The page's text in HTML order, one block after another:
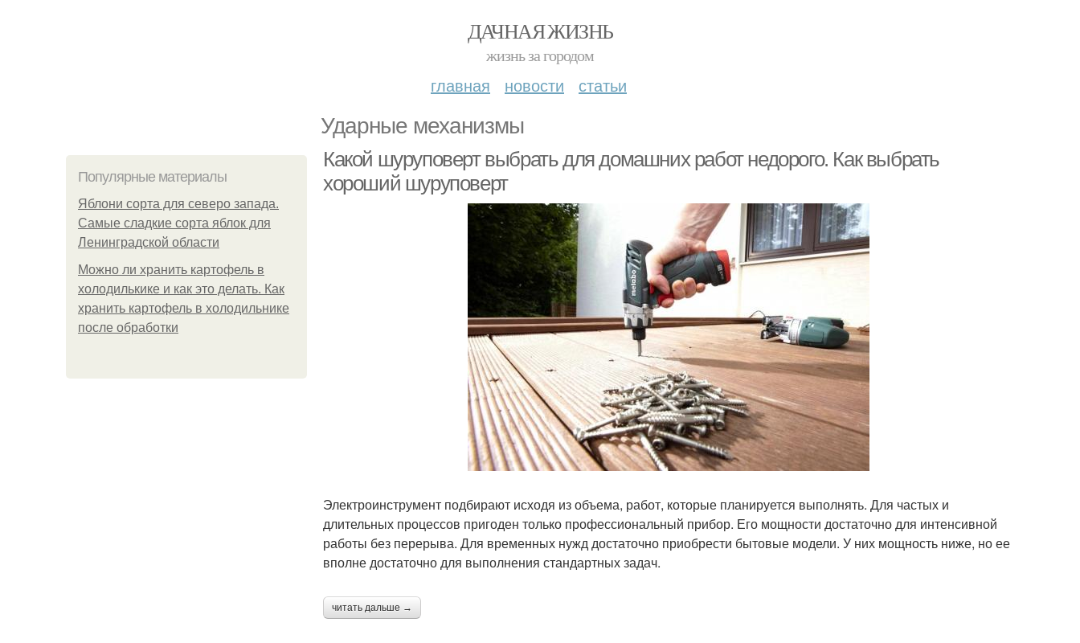
ДАЧНАЯ ЖИЗНЬ
жизнь за городом
главная новости статьи
Ударные механизмы
Популярные материалы
Яблони сорта для северо запада.
Самые сладкие сорта яблок для
Ленинградской области
Можно ли хранить картофель в
холодилькике и как это делать. Как
хранить картофель в холодильнике
после обработки
Какой шуруповерт выбрать для домашних работ недорого. Как выбрать
хороший шуруповерт
Электроинструмент подбирают исходя из объема, работ, которые планируется выполнять. Для частых и
длительных процессов пригоден только профессиональный прибор. Его мощности достаточно для интенсивной
работы без перерыва. Для временных нужд достаточно приобрести бытовые модели. У них мощность ниже, но ее
вполне достаточно для выполнения стандартных задач.
читать дальше →